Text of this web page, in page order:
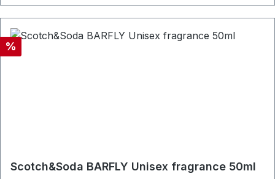
Rabatt
%
Scotch&Soda BARFLY Unisex fragrance 50ml